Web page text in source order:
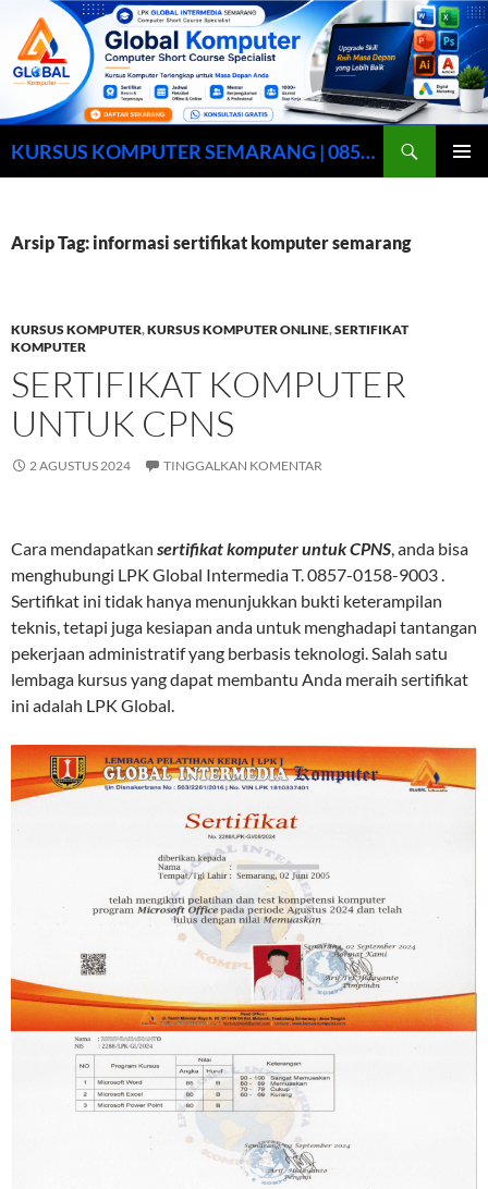
KURSUS KOMPUTER SEMARANG | 0857-0158-9003
Arsip Tag: informasi sertifikat komputer semarang
KURSUS KOMPUTER,KURSUS KOMPUTER ONLINE,SERTIFIKAT
KOMPUTER
SERTIFIKAT KOMPUTER
UNTUK CPNS
2 AGUSTUS 2024 TINGGALKAN KOMENTAR
Cara mendapatkan sertifikat komputer untuk CPNS, anda bisa
menghubungi LPK Global Intermedia T. 0857-0158-9003 .
Sertifikat ini tidak hanya menunjukkan bukti keterampilan
teknis, tetapi juga kesiapan anda untuk menghadapi tantangan
pekerjaan administratif yang berbasis teknologi. Salah satu
lembaga kursus yang dapat membantu Anda meraih sertifikat
ini adalah LPK Global.